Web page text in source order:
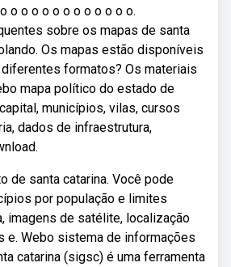
o o o o o o o o o o o o.
sobre os mapas de santa
Os mapas estão disponíveis
formatos? Os materiais
mapa político do estado de
municípios, vilas, cursos
dados de infraestrutura,
de santa catarina. Você pode
por população e limites
imagens de satélite, localização
e. Webo sistema de informações
catarina (sigsc) é uma ferramenta